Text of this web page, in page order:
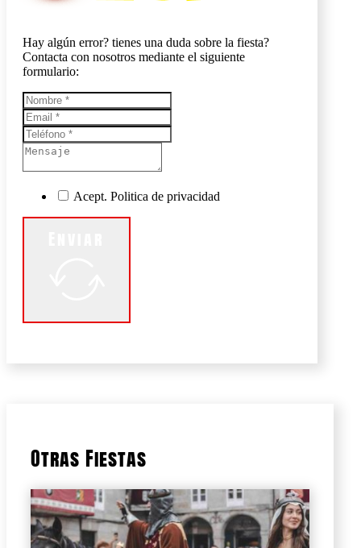
Hay algún error? tienes una duda sobre la fiesta?
Contacta con nosotros mediante el siguiente
formulario:
Acept. Politica de privacidad
Otras Fiestas